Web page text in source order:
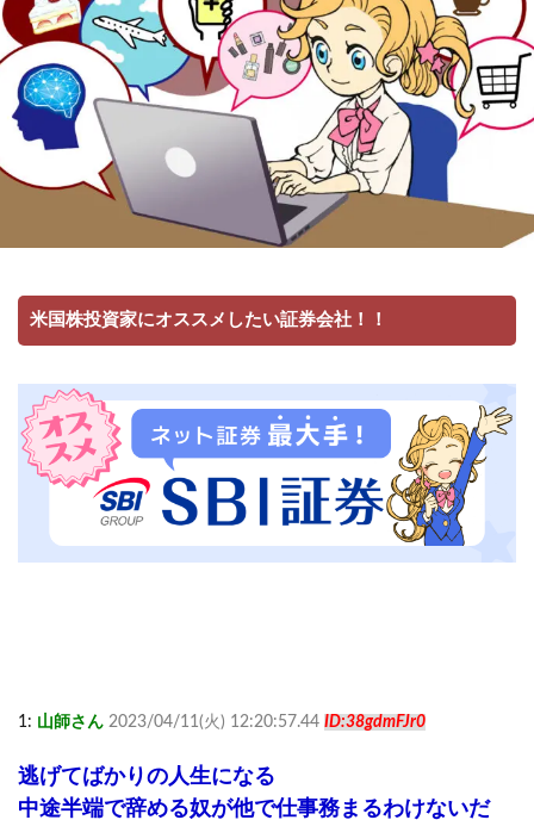
米国株投資家にオススメしたい証券会社！！
1: 山師さん 2023/04/11(火) 12:20:57.44 ID:38gdmFJr0
逃げてばかりの人生になる
中途半端で辞める奴が他で仕事務まるわけないだ